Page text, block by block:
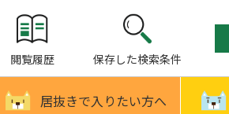
閲覧履歴 保存した検索条件
居抜きで入りたい方へ